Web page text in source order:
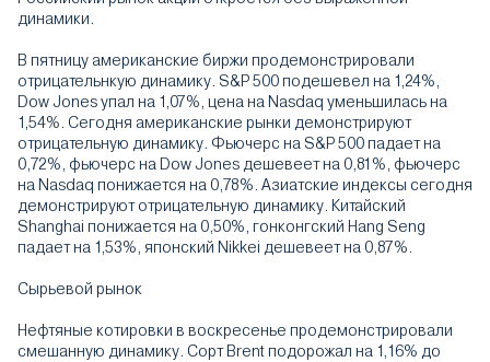
динамики.
В пятницу американские биржи продемонстрировали
отрицательнкую динамику. S&P 500 подешевел на 1,24%,
Dow Jones упал на 1,07%, цена на Nasdaq уменьшилась на
1,54%. Сегодня американские рынки демонстрируют
отрицательную динамику. Фьючерс на S&P 500 падает на
0,72%, фьючерс на Dow Jones дешевеет на 0,81%, фьючерс
на Nasdaq понижается на 0,78%. Азиатские индексы сегодня
демонстрируют отрицательную динамику. Китайский
Shanghai понижается на 0,50%, гонконгский Hang Seng
падает на 1,53%, японский Nikkei дешевеет на 0,87%.
Сырьевой рынок
Нефтяные котировки в воскресенье продемонстрировали
смешанную динамику. Сорт Brent подорожал на 1,16% до